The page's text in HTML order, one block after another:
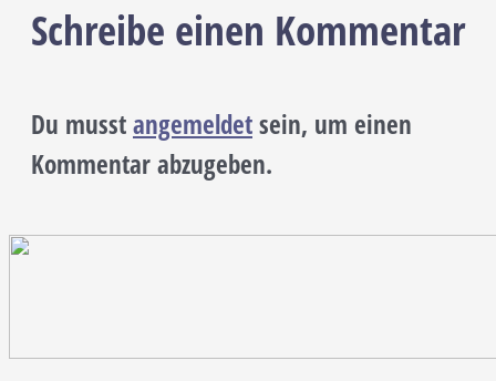
Schreibe einen Kommentar
Du musstangemeldetsein, um einen
Kommentar abzugeben.